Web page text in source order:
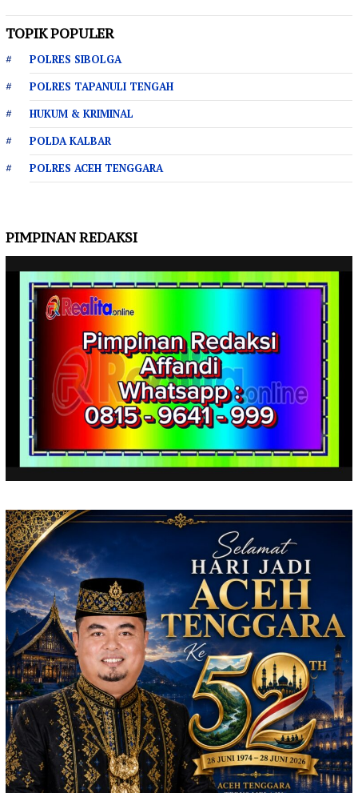
TOPIK POPULER
POLRES SIBOLGA
POLRES TAPANULI TENGAH
HUKUM & KRIMINAL
POLDA KALBAR
POLRES ACEH TENGGARA
PIMPINAN REDAKSI